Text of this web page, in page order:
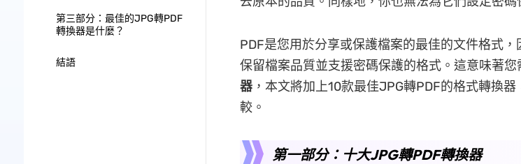
第三部分：最佳的JPG轉PDF
轉換器是什麼？
結語
PDF是您用於分享或保護檔案的最佳的文件格式
保留檔案品質並支援密碼保護的格式。這意味著您
器，本文將加上10款最佳JPG轉PDF的格式轉換
較。
第一部分：十大JPG轉PDF轉換器